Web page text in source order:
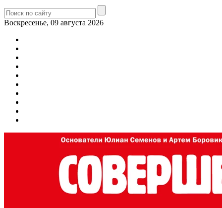
Воскресенье, 09 августа 2026